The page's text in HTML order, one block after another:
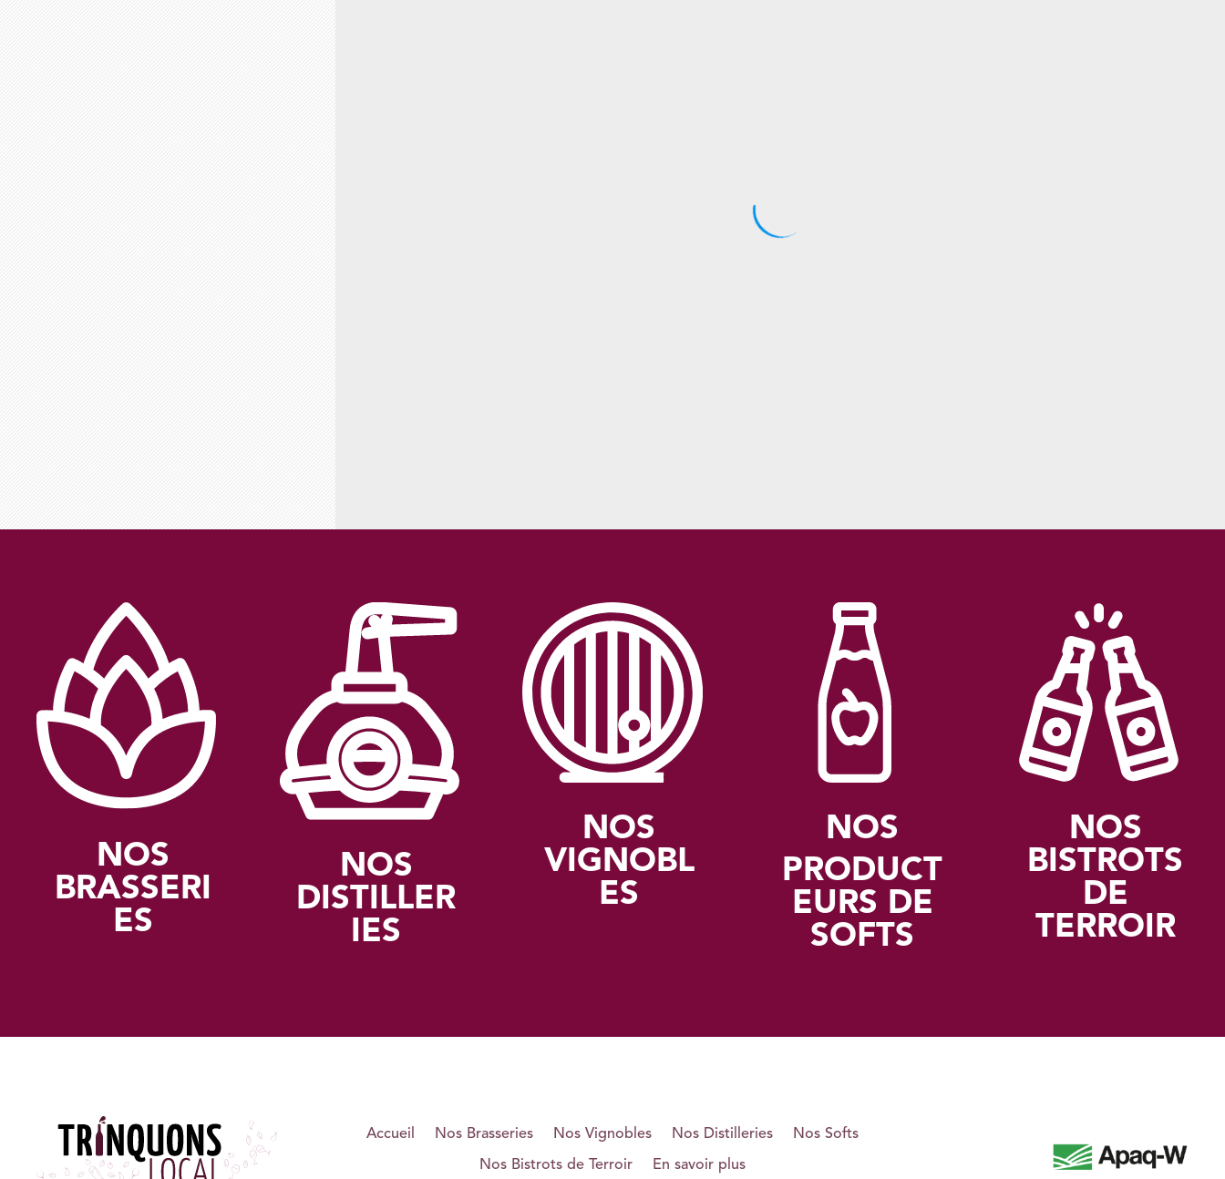
NOS
BRASSERI
ES
NOS
DISTILLER
IES
NOS
VIGNOBL
ES
NOS
PRODUCT
EURS DE
SOFTS
NOS
BISTROTS
DE
TERROIR
Accueil Nos Brasseries Nos Vignobles Nos Distilleries Nos Softs
Nos Bistrots de Terroir En savoir plus